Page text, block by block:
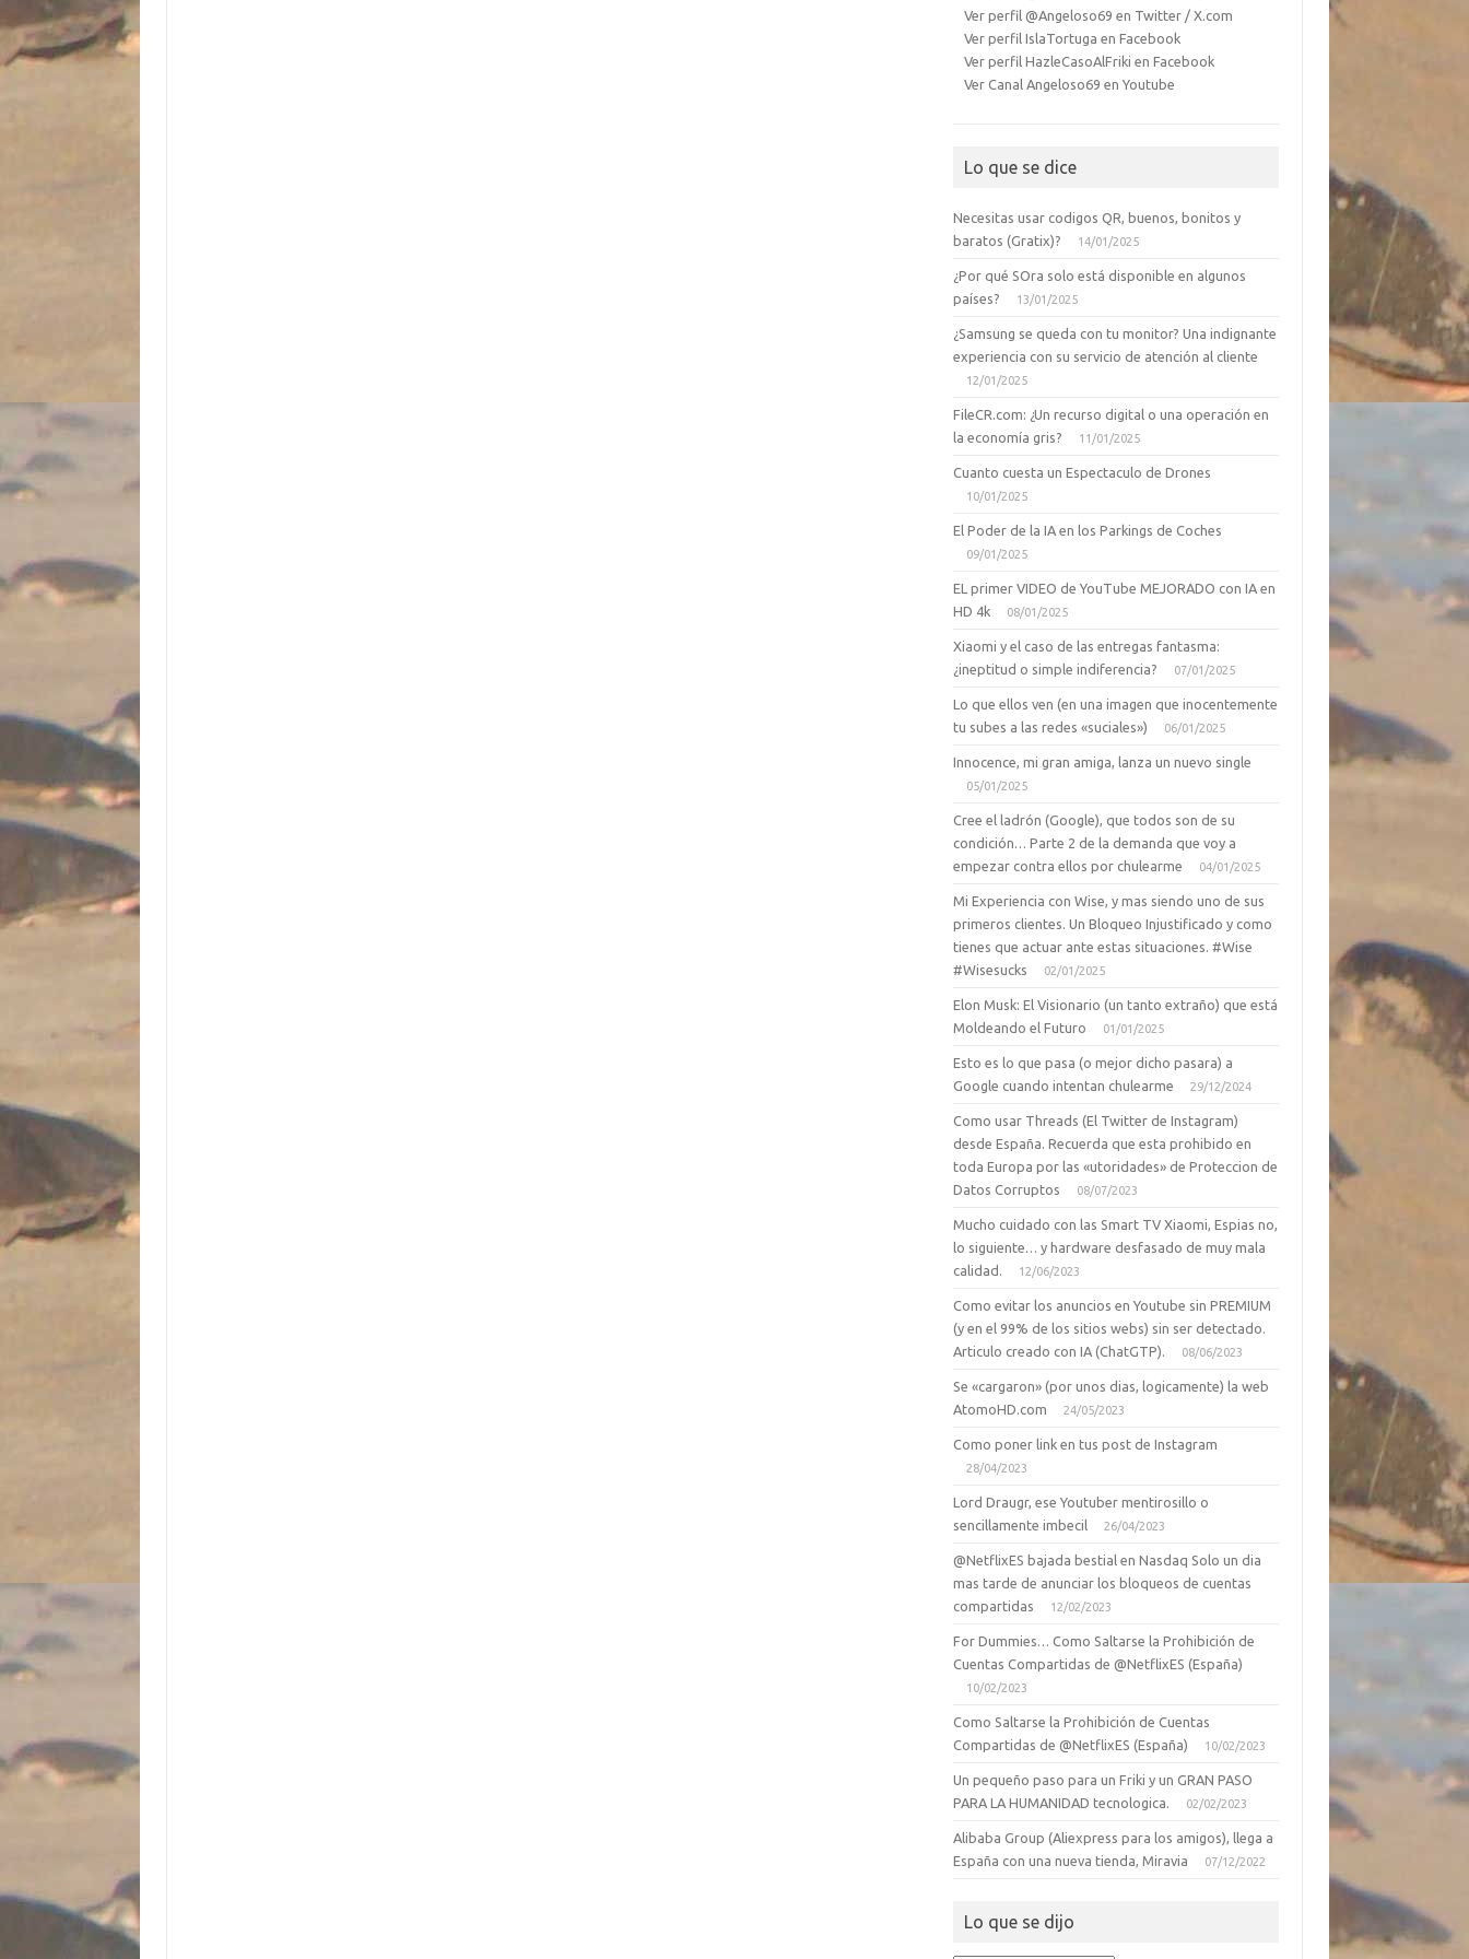
Ver perfil @Angeloso69 en Twitter / X.com
Ver perfil IslaTortuga en Facebook
Ver perfil HazleCasoAlFriki en Facebook
Ver Canal Angeloso69 en Youtube
Lo que se dice
Necesitas usar codigos QR, buenos, bonitos y
baratos (Gratix)?
14/01/2025
¿Por qué SOra solo está disponible en algunos
países?
13/01/2025
¿Samsung se queda con tu monitor? Una indignante
experiencia con su servicio de atención al cliente
12/01/2025
FileCR.com: ¿Un recurso digital o una operación en
la economía gris?
11/01/2025
Cuanto cuesta un Espectaculo de Drones
10/01/2025
El Poder de la IA en los Parkings de Coches
09/01/2025
EL primer VIDEO de YouTube MEJORADO con IA en
HD 4k
08/01/2025
Xiaomi y el caso de las entregas fantasma:
¿ineptitud o simple indiferencia?
07/01/2025
Lo que ellos ven (en una imagen que inocentemente
tu subes a las redes «suciales»)
06/01/2025
Innocence, mi gran amiga, lanza un nuevo single
05/01/2025
Cree el ladrón (Google), que todos son de su
condición… Parte 2 de la demanda que voy a
empezar contra ellos por chulearme
04/01/2025
Mi Experiencia con Wise, y mas siendo uno de sus
primeros clientes. Un Bloqueo Injustificado y como
tienes que actuar ante estas situaciones. #Wise
#Wisesucks
02/01/2025
Elon Musk: El Visionario (un tanto extraño) que está
Moldeando el Futuro
01/01/2025
Esto es lo que pasa (o mejor dicho pasara) a
Google cuando intentan chulearme
29/12/2024
Como usar Threads (El Twitter de Instagram)
desde España. Recuerda que esta prohibido en
toda Europa por las «utoridades» de Proteccion de
Datos Corruptos
08/07/2023
Mucho cuidado con las Smart TV Xiaomi, Espias no,
lo siguiente… y hardware desfasado de muy mala
calidad.
12/06/2023
Como evitar los anuncios en Youtube sin PREMIUM
(y en el 99% de los sitios webs) sin ser detectado.
Articulo creado con IA (ChatGTP).
08/06/2023
Se «cargaron» (por unos dias, logicamente) la web
AtomoHD.com
24/05/2023
Como poner link en tus post de Instagram
28/04/2023
Lord Draugr, ese Youtuber mentirosillo o
sencillamente imbecil
26/04/2023
@NetflixES bajada bestial en Nasdaq Solo un dia
mas tarde de anunciar los bloqueos de cuentas
compartidas
12/02/2023
For Dummies… Como Saltarse la Prohibición de
Cuentas Compartidas de @NetflixES (España)
10/02/2023
Como Saltarse la Prohibición de Cuentas
Compartidas de @NetflixES (España)
10/02/2023
Un pequeño paso para un Friki y un GRAN PASO
PARA LA HUMANIDAD tecnologica.
02/02/2023
Alibaba Group (Aliexpress para los amigos), llega a
España con una nueva tienda, Miravia
07/12/2022
Lo que se dijo